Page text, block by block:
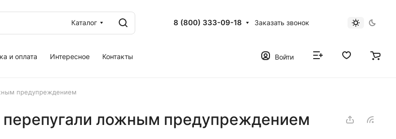
Каталог 8 (800) 333-09-18 Заказать звонок
и оплата Интересное Контакты Войти
предупреждением
ложным предупреждением